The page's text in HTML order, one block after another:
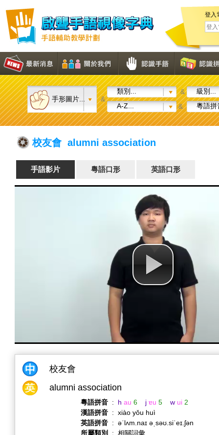
登入
手形圖片... &
類別... &
級別...
A-Z...
& 粵語拼
校友會 alumni association
手語影片 粵語口形 英語口形
校友會
alumni association
粵語拼音 : h au 6 j ɐu 5 w ui 2
漢語拼音 : xiào yǒu huì
英語拼音 : əˈlʌm.naɪ əˌsəʊ.siˈeɪ.ʃən
所屬類別
: 相關詞彙